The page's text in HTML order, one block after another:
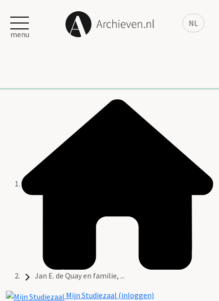
NL
menu
Jan E. de Quay en familie, ...
Mijn Studiezaal (inloggen)